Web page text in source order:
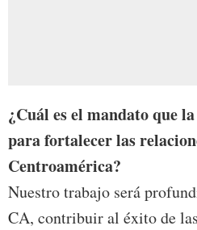
¿Cuál es el mandato que
para fortalecer las
Centroamérica?
Nuestro trabajo será
CA, contribuir al éxito de